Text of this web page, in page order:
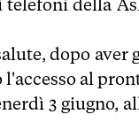
della
dopo
al
3 giugno,